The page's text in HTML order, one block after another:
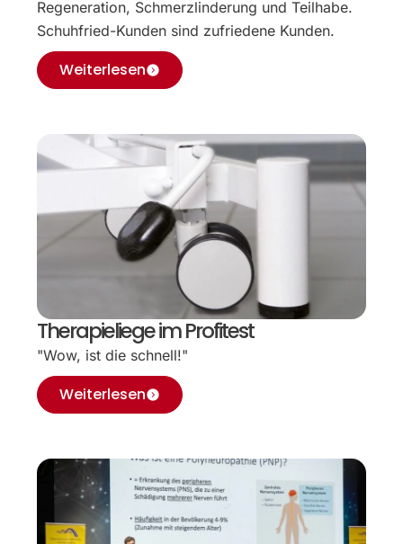
Regeneration, Schmerzlinderung und Teilhabe.
Schuhfried-Kunden sind zufriedene Kunden.
Weiterlesen
Therapieliege im Profitest
"Wow, ist die schnell!"
Weiterlesen